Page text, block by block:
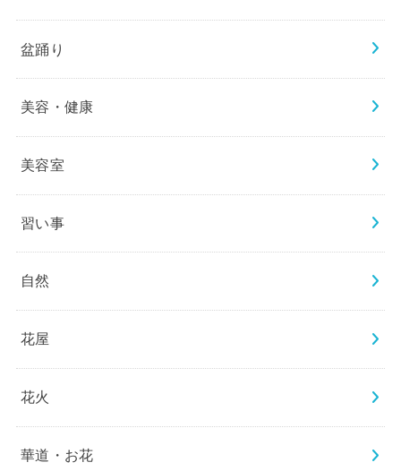
盆踊り
美容・健康
美容室
習い事
自然
花屋
花火
華道・お花